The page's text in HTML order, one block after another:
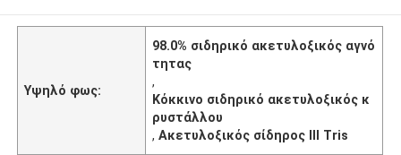
Υψηλό φως:
98.0% σιδηρικό ακετυλοξικός αγνό
τητας
,
Κόκκινο σιδηρικό ακετυλοξικός κ
ρυστάλλου
,Ακετυλοξικός σίδηρος ΙΙΙ Tris